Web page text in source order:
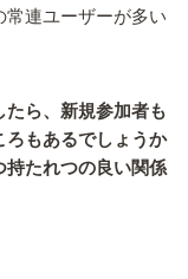
連ユーザーが多い
たら、新規参加者も
ろもあるでしょうか
持たれつの良い関係